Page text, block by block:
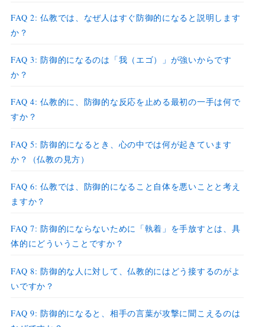
FAQ 2: 仏教では、なぜ人はすぐ防御的になると説明します
か？
FAQ 3: 防御的になるのは「我（エゴ）」が強いからです
か？
FAQ 4: 仏教的に、防御的な反応を止める最初の一手は何で
すか？
FAQ 5: 防御的になるとき、心の中では何が起きています
か？（仏教の見方）
FAQ 6: 仏教では、防御的になること自体を悪いことと考え
ますか？
FAQ 7: 防御的にならないために「執着」を手放すとは、具
体的にどういうことですか？
FAQ 8: 防御的な人に対して、仏教的にはどう接するのがよ
いですか？
FAQ 9: 防御的になると、相手の言葉が攻撃に聞こえるのは